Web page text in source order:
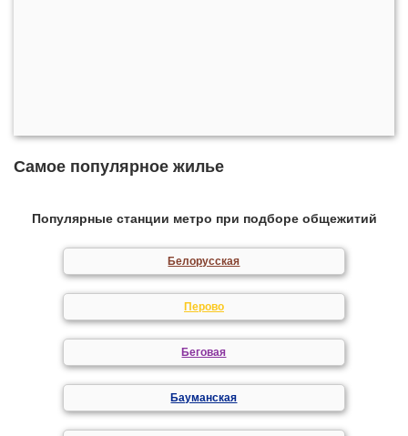
Самое популярное жилье
Популярные станции метро при подборе общежитий
Белорусская
Перово
Беговая
Бауманская